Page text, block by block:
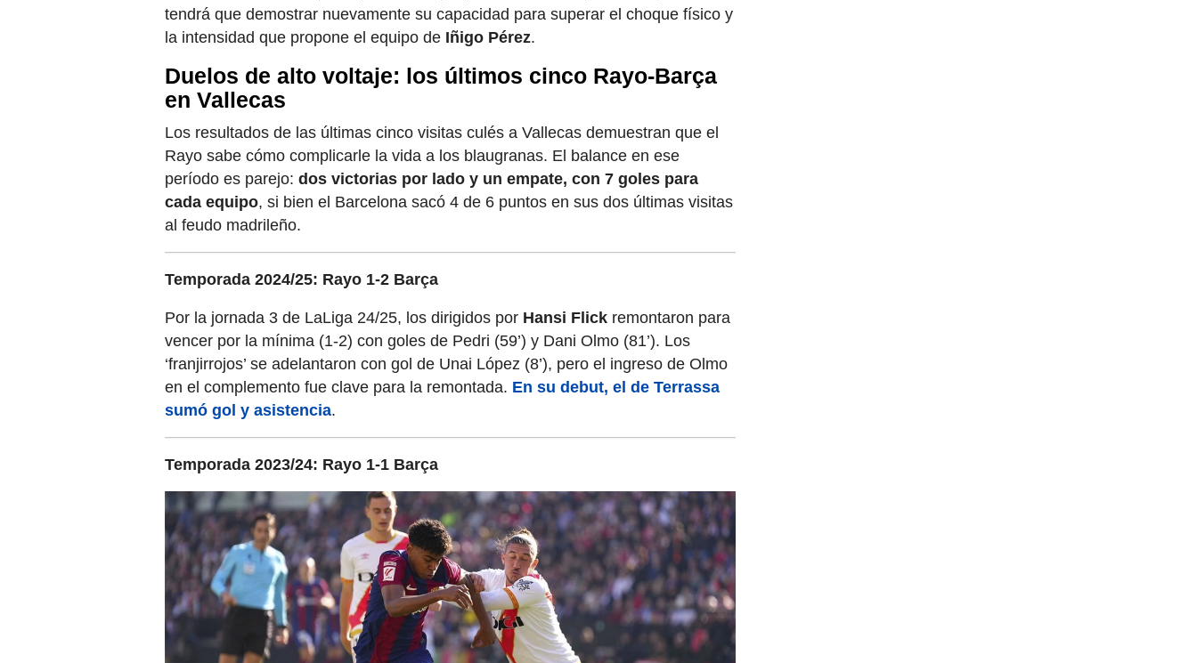
tendrá que demostrar nuevamente su capacidad para superar el choque físico y
la intensidad que propone el equipo de Iñigo Pérez.
Duelos de alto voltaje: los últimos cinco Rayo-Barça
en Vallecas
Los resultados de las últimas cinco visitas culés a Vallecas demuestran que el
Rayo sabe cómo complicarle la vida a los blaugranas. El balance en ese
período es parejo: dos victorias por lado y un empate, con 7 goles para
cada equipo, si bien el Barcelona sacó 4 de 6 puntos en sus dos últimas visitas
al feudo madrileño.
Temporada 2024/25: Rayo 1-2 Barça
Por la jornada 3 de LaLiga 24/25, los dirigidos por Hansi Flick remontaron para
vencer por la mínima (1-2) con goles de Pedri (59’) y Dani Olmo (81’). Los
‘franjirrojos’ se adelantaron con gol de Unai López (8’), pero el ingreso de Olmo
en el complemento fue clave para la remontada. En su debut, el de Terrassa
sumó gol y asistencia.
Temporada 2023/24: Rayo 1-1 Barça